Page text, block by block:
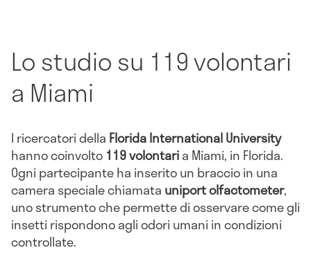
Lo studio su 119 volontari
a Miami
I ricercatori della Florida International University
hanno coinvolto 119 volontaria Miami, in Florida.
Ogni partecipante ha inserito un braccio in una
camera speciale chiamata uniport olfactometer,
uno strumento che permette di osservare come gli
insetti rispondono agli odori umani in condizioni
controllate.